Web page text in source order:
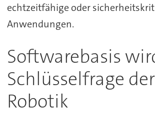
echtzeitfähige oder
Anwendungen.
Softwarebasis
Schlüsselfrage der
Robotik